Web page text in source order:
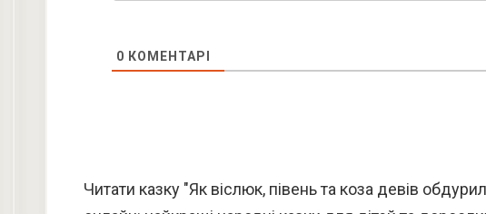
0 КОМЕНТАРІ
Читати казку "Як віслюк, півень та коза девів